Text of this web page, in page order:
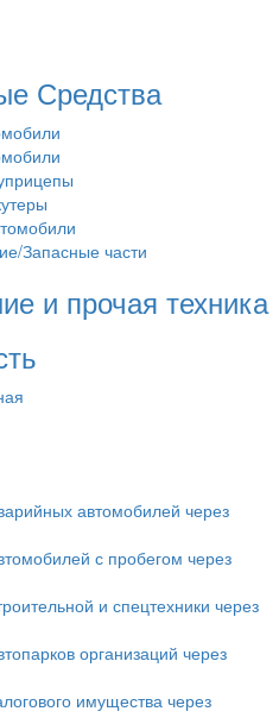
Средства
Запасные части
и прочая техника
автомобилей через
с пробегом через
и спецтехники через
организаций через
имущества через